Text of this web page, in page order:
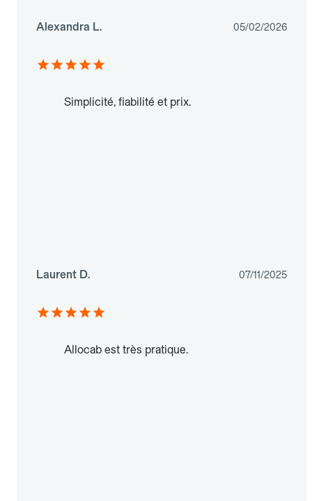
Alexandra L. 05/02/2026
Simplicité, fiabilité et prix.
Laurent D. 07/11/2025
Allocab est très pratique.